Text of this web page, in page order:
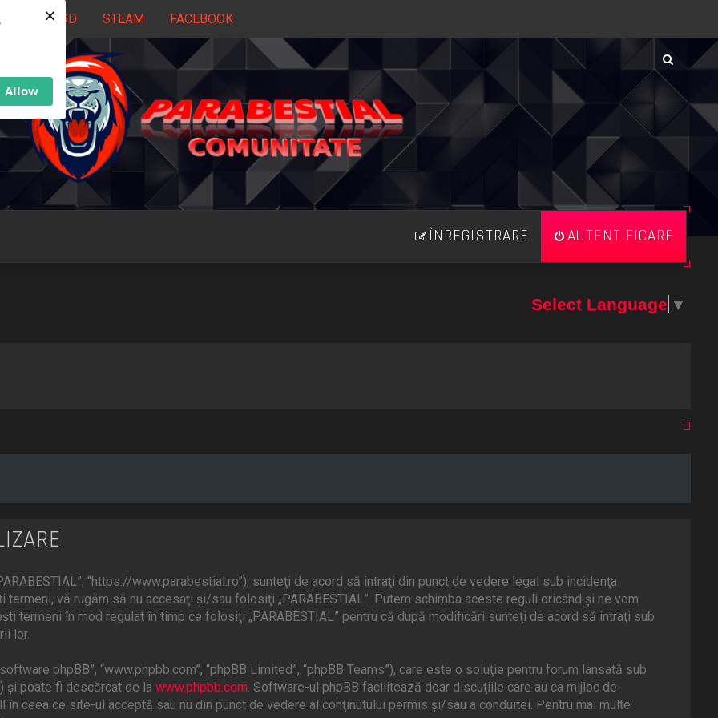
Allow
×
DISCORD STEAM FACEBOOK
AUTENTIFICARE
ÎNREGISTRARE
Select Language ▼
“https://www.parabestial.ro”), sunteţi de acord să intraţi din punct de vedere legal sub incidenţa
vă rugăm să nu accesaţi şi/sau folosiţi „PARABESTIAL”. Putem schimba aceste reguli oricând şi ne vom
termeni în mod regulat în timp ce folosiţi „PARABESTIAL” pentru că după modificări sunteţi de acord să intraţi sub
lor.
phpBB”, “www.phpbb.com”, “phpBB Limited”, “phpBB Teams”), care este o soluţie pentru forum lansată sub
şi poate fi descărcat de la www.phpbb.com. Software-ul phpBB facilitează doar discuţiile care au ca mijloc de
ceea ce site-ul acceptă sau nu din punct de vedere al conţinutului permis şi/sau a conduitei. Pentru mai multe